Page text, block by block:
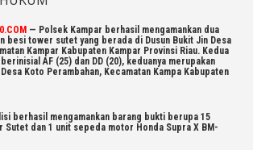
— Polsek Kampar berhasil mengamankan dua
besi tower sutet yang berada di Dusun Bukit Jin Desa
Kampar Kabupaten Kampar Provinsi Riau. Kedua
AF (25) dan DD (20), keduanya merupakan
Koto Perambahan, Kecamatan Kampa Kabupaten
berhasil mengamankan barang bukti berupa 15
Sutet dan 1 unit sepeda motor Honda Supra X BM-